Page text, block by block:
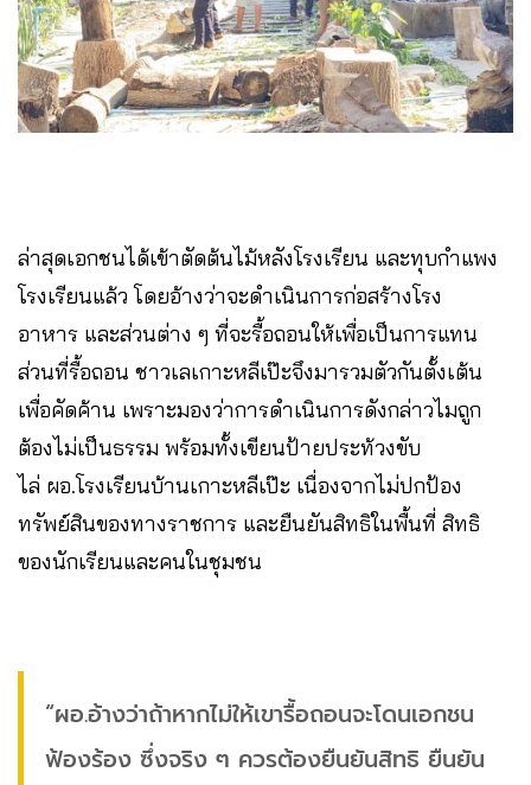
ล่าสุดเอกชนได้เข้าตัดต้นไม้หลังโรงเรียน และทุบกำแพง
โรงเรียนแล้ว โดยอ้างว่าจะดำเนินการก่อสร้างโรง
อาหาร และส่วนต่าง ๆ ที่จะรื้อถอนให้เพื่อเป็นการแทน
ส่วนที่รื้อถอน ชาวเลเกาะหลีเป๊ะจึงมารวมตัวกันตั้งเต้น
เพื่อคัดค้าน เพราะมองว่าการดำเนินการดังกล่าวไมถูก
ต้องไม่เป็นธรรม พร้อมทั้งเขียนป้ายประท้วงขับ
ไล่ ผอ.โรงเรียนบ้านเกาะหลีเป๊ะ เนื่องจากไม่ปกป้อง
ทรัพย์สินของทางราชการ และยืนยันสิทธิในพื้นที่ สิทธิ
ของนักเรียนและคนในชุมชน
“ผอ.อ้างว่าถ้าหากไม่ให้เขารื้อถอนจะโดนเอกชน
ฟ้องร้อง ซึ่งจริง ๆ ควรต้องยืนยันสิทธิ ยืนยัน